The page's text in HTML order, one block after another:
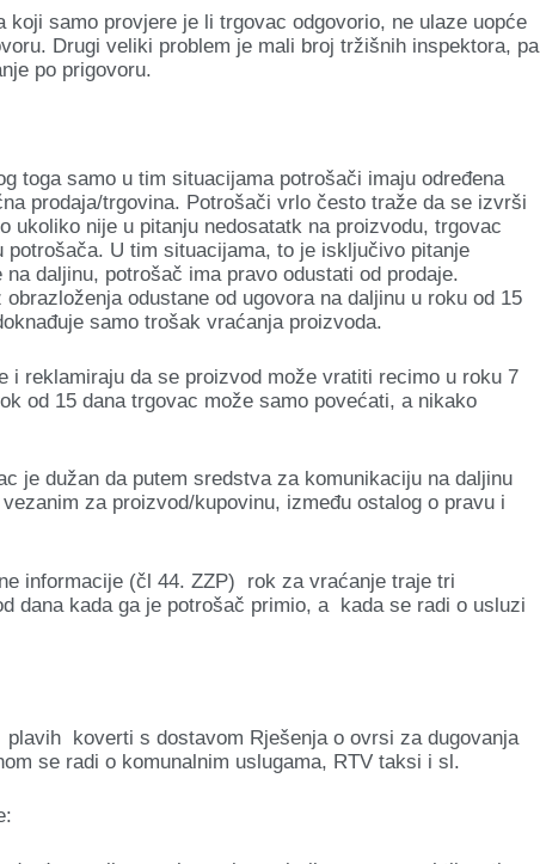
koji samo provjere je li trgovac odgovorio, ne ulaze uopće
Drugi veliki problem je mali broj tržišnih inspektora, pa
po prigovoru.
toga samo u tim situacijama potrošači imaju određena
prodaja/trgovina. Potrošači vrlo često traže da se izvrši
ukoliko nije u pitanju nedosatatk na proizvodu, trgovac
potrošača. U tim situacijama, to je isključivo pitanje
daljinu, potrošač ima pravo odustati od prodaje.
odustane od ugovora na daljinu u roku od 15
samo trošak vraćanja proizvoda.
i reklamiraju da se proizvod može vratiti recimo u roku 7
od 15 dana trgovac može samo povećati, a nikako
je dužan da putem sredstva za komunikaciju na daljinu
za proizvod/kupovinu, između ostalog o pravu i
informacije (čl 44. ZZP) rok za vraćanje traje tri
dana kada ga je potrošač primio, a kada se radi o usluzi
koverti s dostavom Rješenja o ovrsi za dugovanja
se radi o komunalnim uslugama, RTV taksi i sl.